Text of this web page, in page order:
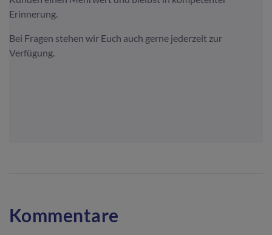
Erinnerung.
Bei Fragen stehen wir Euch auch gerne jederzeit zur
Verfügung.
Kommentare